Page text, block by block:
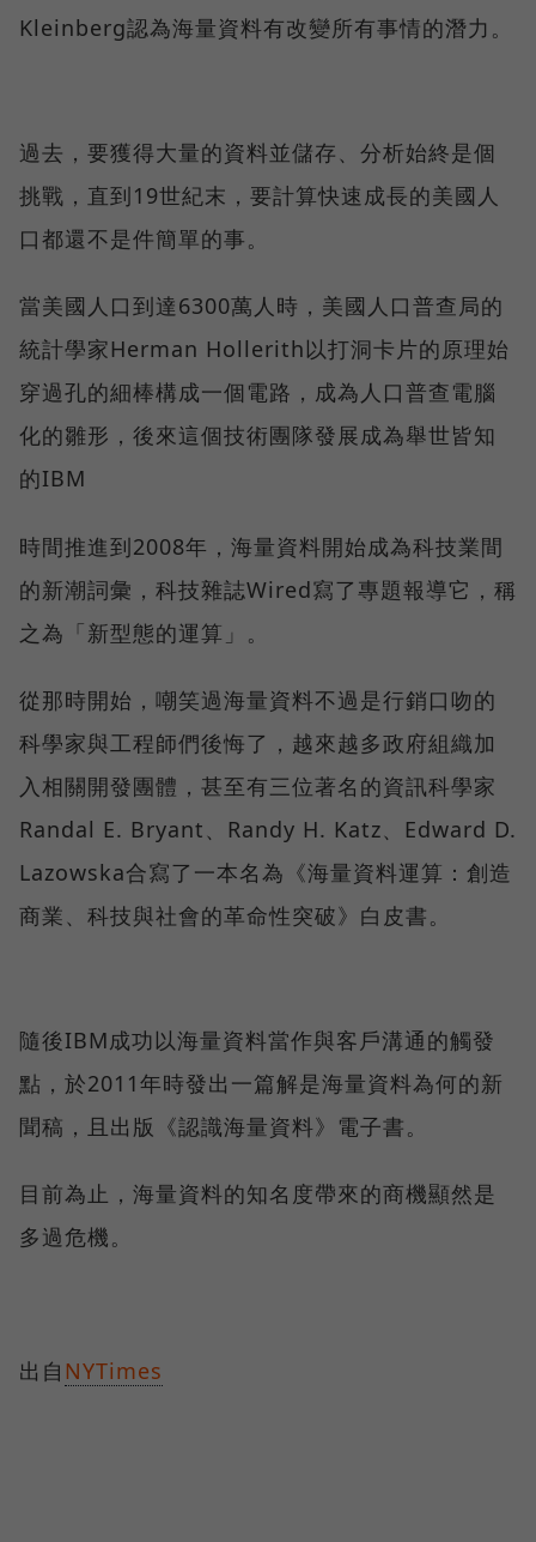
Kleinberg認為海量資料有改變所有事情的潛力。
過去，要獲得大量的資料並儲存、分析始終是個
挑戰，直到19世紀末，要計算快速成長的美國人
口都還不是件簡單的事。
當美國人口到達6300萬人時，美國人口普查局的
統計學家Herman Hollerith以打洞卡片的原理始
穿過孔的細棒構成一個電路，成為人口普查電腦
化的雛形，後來這個技術團隊發展成為舉世皆知
的IBM
時間推進到2008年，海量資料開始成為科技業間
的新潮詞彙，科技雜誌Wired寫了專題報導它，稱
之為「新型態的運算」。
從那時開始，嘲笑過海量資料不過是行銷口吻的
科學家與工程師們後悔了，越來越多政府組織加
入相關開發團體，甚至有三位著名的資訊科學家
Randal E. Bryant、Randy H. Katz、Edward D.
Lazowska合寫了一本名為《海量資料運算：創造
商業、科技與社會的革命性突破》白皮書。
隨後IBM成功以海量資料當作與客戶溝通的觸發
點，於2011年時發出一篇解是海量資料為何的新
聞稿，且出版《認識海量資料》電子書。
目前為止，海量資料的知名度帶來的商機顯然是
多過危機。
出自 NYTimes